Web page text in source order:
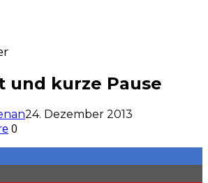
und kurze Pause
24. Dezember 2013
0